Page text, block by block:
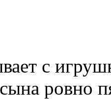
с
ровно